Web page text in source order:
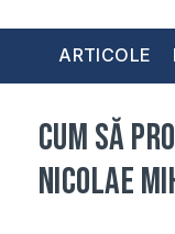
ARTICOLE
Cum să
Nicolae